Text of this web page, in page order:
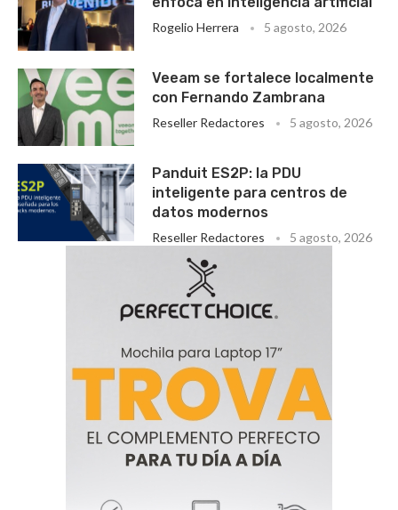
Rogelio Herrera 5 agosto, 2026
Veeam se fortalece localmente
con Fernando Zambrana
Reseller Redactores 5 agosto, 2026
Panduit ES2P: la PDU
inteligente para centros de
datos modernos
Reseller Redactores 5 agosto, 2026